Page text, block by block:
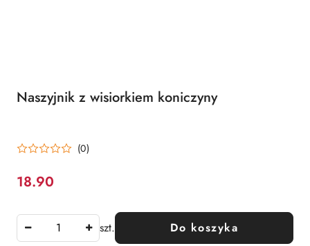
Naszyjnik z wisiorkiem koniczyny
(0)
Cena:
18.90
szt. Do koszyka